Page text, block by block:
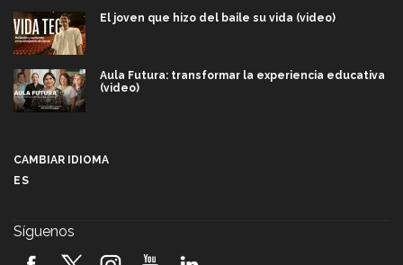
El joven que hizo del baile su vida (video)
Aula Futura: transformar la experiencia educativa
(video)
2026! (video)
CAMBIAR IDIOMA
ES
Síguenos